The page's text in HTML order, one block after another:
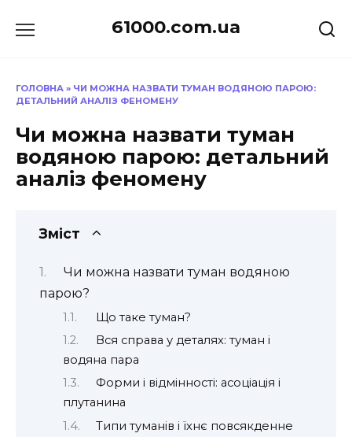
до
61000.com.ua
ГОЛОВНА » ЧИ МОЖНА НАЗВАТИ ТУМАН ВОДЯНОЮ ПАРОЮ:
ДЕТАЛЬНИЙ АНАЛІЗ ФЕНОМЕНУ
Чи можна назвати туман
водяною парою: детальний
аналіз феномену
Зміст
Чи можна назвати туман водяною
парою?
Що таке туман?
Вся справа у деталях: туман і
водяна пара
Форми і відмінності: асоціація і
плутанина
Типи туманів і їхнє повсякденне